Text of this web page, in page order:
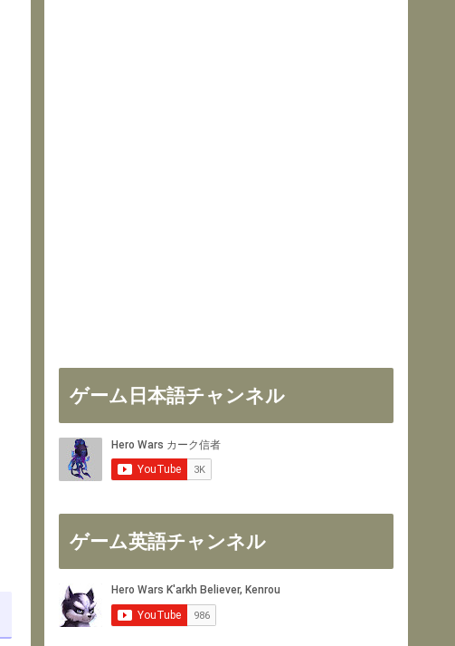
ゲーム日本語チャンネル
ゲーム英語チャンネル